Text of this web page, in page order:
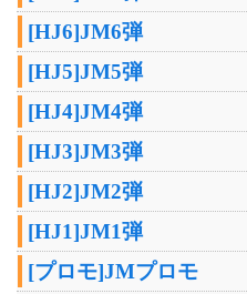
[HJ6]JM6弾
[HJ5]JM5弾
[HJ4]JM4弾
[HJ3]JM3弾
[HJ2]JM2弾
[HJ1]JM1弾
[プロモ]JMプロモ